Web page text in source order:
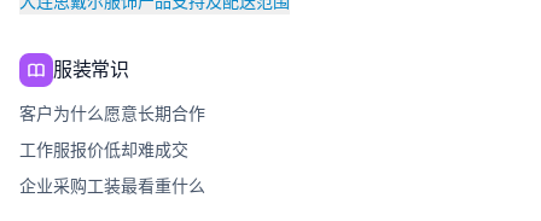
服装常识
客户为什么愿意长期合作
工作服报价低却难成交
企业采购工装最看重什么